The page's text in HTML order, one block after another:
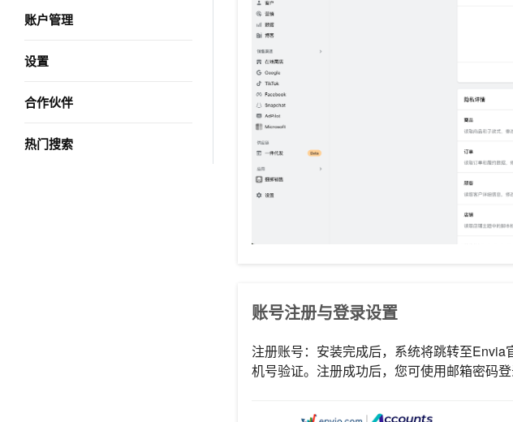
账户管理
设置
合作伙伴
热门搜索
账号注册与登录设置
注册账号：安装完成后，系统将跳转至
机号验证。注册成功后，您可使用邮箱密码